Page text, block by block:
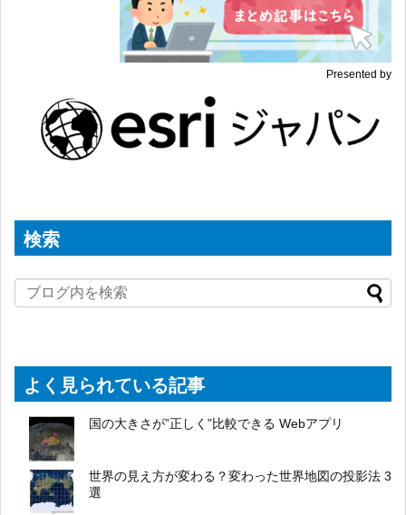
Presented by
検索
よく見られている記事
国の大きさが”正しく”比較できる Webアプリ
世界の見え方が変わる？変わった世界地図の投影法 3
選